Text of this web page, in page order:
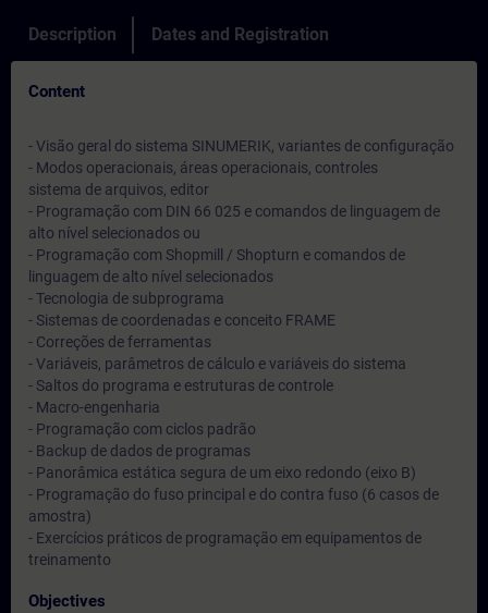
Description Dates and Registration
Content
- Visão geral do sistema SINUMERIK, variantes de configuração
- Modos operacionais, áreas operacionais, controles
sistema de arquivos, editor
- Programação com DIN 66 025 e comandos de linguagem de
alto nível selecionados ou
- Programação com Shopmill / Shopturn e comandos de
linguagem de alto nível selecionados
- Tecnologia de subprograma
- Sistemas de coordenadas e conceito FRAME
- Correções de ferramentas
- Variáveis, parâmetros de cálculo e variáveis do sistema
- Saltos do programa e estruturas de controle
- Macro-engenharia
- Programação com ciclos padrão
- Backup de dados de programas
- Panorâmica estática segura de um eixo redondo (eixo B)
- Programação do fuso principal e do contra fuso (6 casos de
amostra)
- Exercícios práticos de programação em equipamentos de
treinamento
Objectives